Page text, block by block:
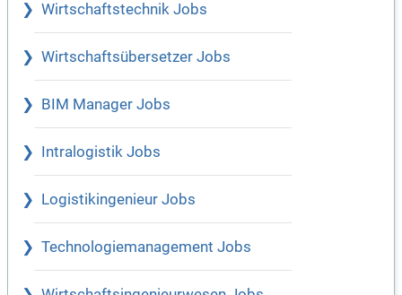
Wirtschaftstechnik Jobs
Wirtschaftsübersetzer Jobs
BIM Manager Jobs
Intralogistik Jobs
Logistikingenieur Jobs
Technologiemanagement Jobs